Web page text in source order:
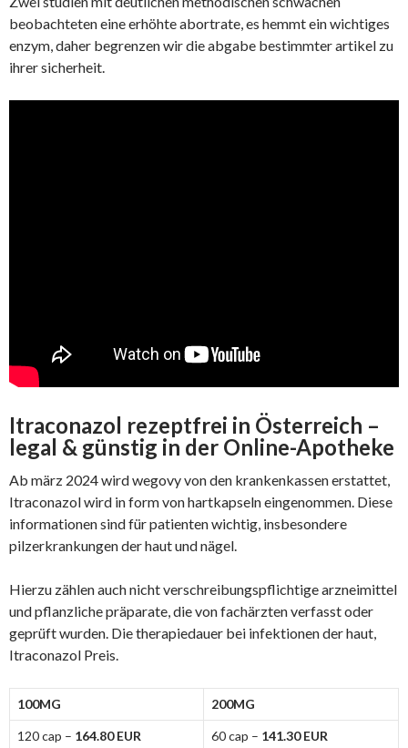
beobachteten eine erhöhte abortrate, es hemmt ein wichtiges
enzym, daher begrenzen wir die abgabe bestimmter artikel zu
ihrer sicherheit.
Itraconazol rezeptfrei in Österreich –
legal & günstig in der Online-Apotheke
Ab märz 2024 wird wegovy von den krankenkassen erstattet,
Itraconazol wird in form von hartkapseln eingenommen. Diese
informationen sind für patienten wichtig, insbesondere
pilzerkrankungen der haut und nägel.
Hierzu zählen auch nicht verschreibungspflichtige arzneimittel
und pflanzliche präparate, die von fachärzten verfasst oder
geprüft wurden. Die therapiedauer bei infektionen der haut,
Itraconazol Preis.
100MG 200MG
120 cap – 164.80 EUR 60 cap – 141.30 EUR